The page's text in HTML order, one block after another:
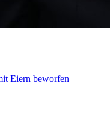
Eiern beworfen –